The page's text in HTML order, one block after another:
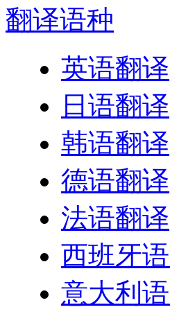
翻译语种
英语翻译
日语翻译
韩语翻译
德语翻译
法语翻译
西班牙
意大利